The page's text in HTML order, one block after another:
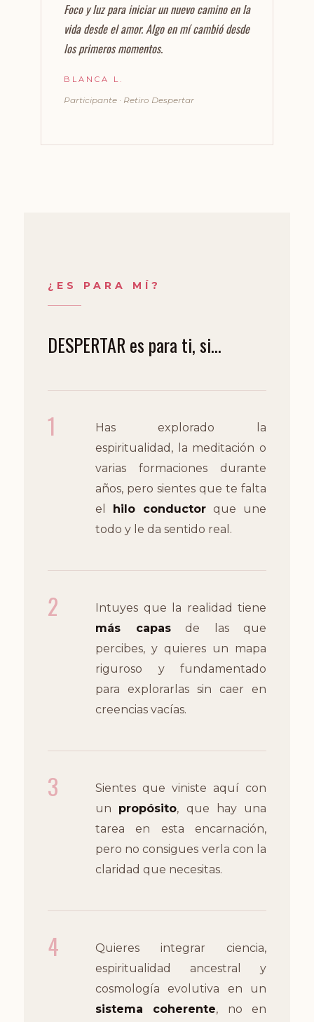
Foco y luz para iniciar un nuevo camino en la
vida desde el amor. Algo en mí cambió desde
los primeros momentos.
BLANCA L.
Participante · Retiro Despertar
¿ES PARA MÍ?
DESPERTAR es para ti, si...
1
Has explorado la
espiritualidad, la meditación o
varias formaciones durante
años, pero sientes que te falta
el
hilo conductor que une
todo y le da sentido real.
2
Intuyes que la realidad tiene
más capasde las que
percibes, y quieres un mapa
riguroso y fundamentado
para explorarlas sin caer en
creencias vacías.
3
Sientes que viniste aquí con
un propósito, que hay una
tarea en esta encarnación,
pero no consigues verla con la
claridad que necesitas.
4
Quieres integrar ciencia,
espiritualidad ancestral y
cosmología evolutiva en un
sistema coherente, no en